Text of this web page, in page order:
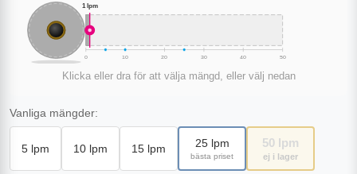
1 lpm
0 10 20 30 40 50
Klicka eller dra för att välja mängd, eller välj nedan
Vanliga mängder:
5 lpm 10 lpm 15 lpm 25lpm
bästa priset
50 lpm
ej i lager